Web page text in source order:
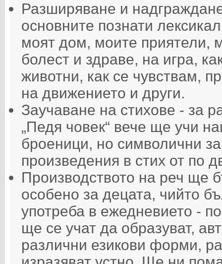
Разширяване и
основните познати
моят дом, моите приятели,
болест и здраве, на игра,
животни, как се чувствам,
на движението и други.
Заучаване на стихове - за
„Педя човек“ вече ще учи
броеници, но символични
произведения в стих от по
Производството на реч ще
особено за децата, чийто
употреба в ежедневието -
ще се учат да образуват,
различни езикови форми,